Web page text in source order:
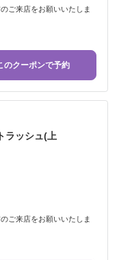
ご来店をお願いいたしま
のクーポンで予約
ラッシュ(上
ご来店をお願いいたしま